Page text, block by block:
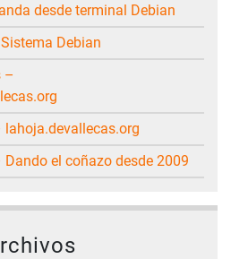
desde terminal Debian
Sistema Debian
lahoja.devallecas.org
Dando el coñazo desde 2009